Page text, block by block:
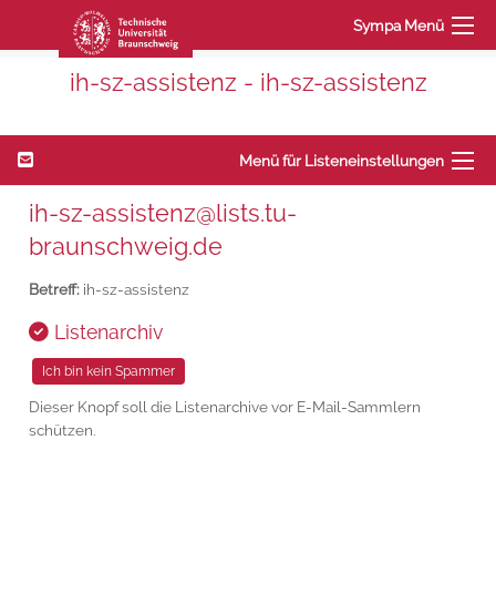
Sympa Menü
ih-sz-assistenz - ih-sz-assistenz
Menü für Listeneinstellungen
ih-sz-assistenz@lists.tu-
braunschweig.de
Betreff: ih-sz-assistenz
Listenarchiv
Dieser Knopf soll die Listenarchive vor E-Mail-Sammlern
schützen.